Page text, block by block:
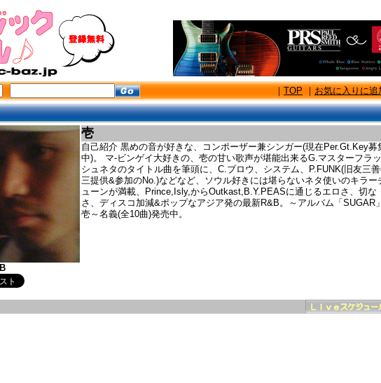
｜ TOP ｜ お気に入りに追
壱
自己紹介 黒めの音が好きな、コンポーザー兼シンガー(現在Per.Gt.Key募
中)。 マ-ビンゲイ大好きの、壱の甘い歌声が堪能出来るG.マスターフラッ
シュネタのタイトル曲を筆頭に、C.ブロウ、システム、P.FUNK(旧友三
三提供&参加のNo.)などなど、ソウル好きには堪らないネタ使いのキラー
ューンが満載、Prince,Isly,からOutkast,B.Y.PEASに通じるエロさ、切な
さ、ディスコ加減&ポップなアジア発の最新R&B。～アルバム「SUGAR
壱～名義(全10曲)発売中。